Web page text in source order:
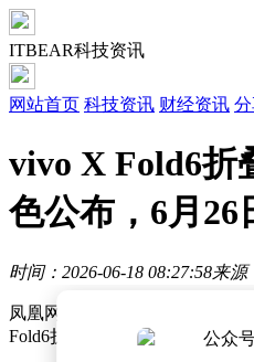
ITBEAR科技资讯
网站首页 科技资讯 财经资讯
vivo X Fold6折
色公布，6月26
时间：2026-06-18 08:27:58来源
凤凰网科技讯 6月17日，vivo
Fold6折叠屏手机的三款配色，